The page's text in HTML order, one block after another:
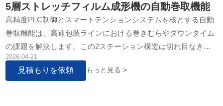
5層ストレッチフィルム成形機の自動巻取機能
高精度PLC制御とスマートテンションシステムを核とする自動
巻取機能は、高速包装ラインにおける巻きむらやダウンタイム
の課題を解決します。この2ステーション構造は切れ目なき自
動換巻を実現し、均一な巻密度と完璧な端面を保証...
2026-04-21
見積もりを依頼 もっと見る >